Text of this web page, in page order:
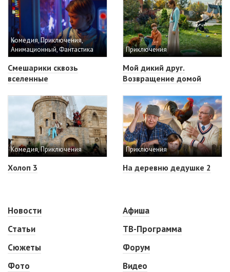
Комедия, Приключения,
Анимационный, Фантастика
Смешарики сквозь
вселенные
Приключения
Мой дикий друг.
Возвращение домой
Комедия, Приключения
Холоп 3
Приключения
На деревню дедушке 2
Новости
Статьи
Сюжеты
Фото
Афиша
ТВ-Программа
Форум
Видео